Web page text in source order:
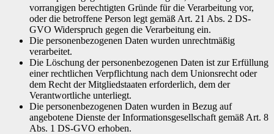
vorrangigen berechtigten Gründe für die Verarbeitung vor,
oder die betroffene Person legt gemäß Art. 21 Abs. 2 DS-
GVO Widerspruch gegen die Verarbeitung ein.
Die personenbezogenen Daten wurden unrechtmäßig
verarbeitet.
Die Löschung der personenbezogenen Daten ist zur Erfüllung
einer rechtlichen Verpflichtung nach dem Unionsrecht oder
dem Recht der Mitgliedstaaten erforderlich, dem der
Verantwortliche unterliegt.
Die personenbezogenen Daten wurden in Bezug auf
angebotene Dienste der Informationsgesellschaft gemäß Art. 8
Abs. 1 DS-GVO erhoben.